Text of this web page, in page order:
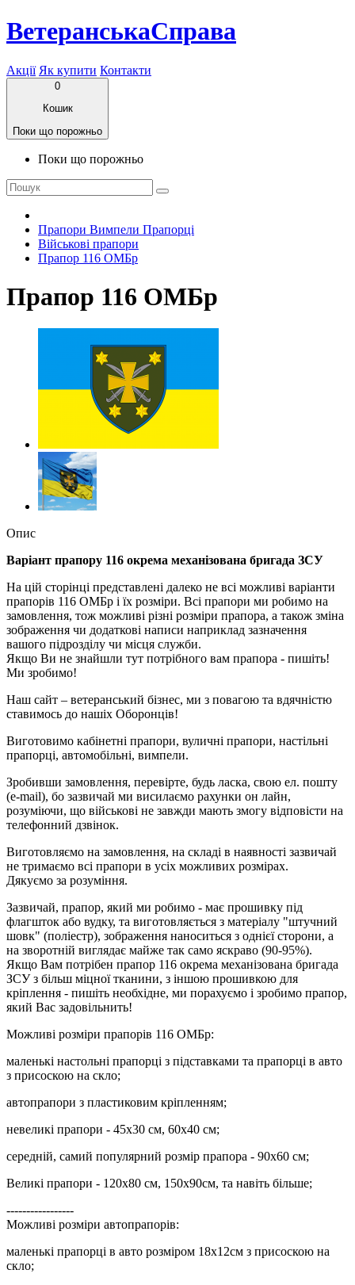
ВетеранськаСправа
Акції Як купити Контакти
0
Кошик
Поки що порожньо
Поки що порожньо
Прапори Вимпели Прапорці
Військові прапори
Прапор 116 ОМБр
Прапор 116 ОМБр
Опис
Варіант прапору 116 окрема механізована бригада ЗСУ
На цій сторінці представлені далеко не всі можливі варіанти
прапорів 116 ОМБр і їх розміри. Всі прапори ми робимо на
замовлення, тож можливі різні розміри прапора, а також зміна
зображення чи додаткові написи наприклад зазначення
вашого підрозділу чи місця служби.
Якщо Ви не знайшли тут потрібного вам прапора - пишіть!
Ми зробимо!
Наш сайт – ветеранський бізнес, ми з повагою та вдячністю
ставимось до нашіх Оборонців!
Виготовимо кабінетні прапори, вуличні прапори, настільні
прапорці, автомобільні, вимпели.
Зробивши замовлення, перевірте, будь ласка, свою ел. пошту
(e-mail), бо зазвичай ми висилаємо рахунки он лайн,
розуміючи, що військові не завжди мають змогу відповісти на
телефонний дзвінок.
Виготовляємо на замовлення, на складі в наявності зазвичай
не тримаємо всі прапори в усіх можливих розмірах.
Дякуємо за розуміння.
Зазвичай, прапор, який ми робимо - має прошивку під
флагшток або вудку, та виготовляється з матеріалу "штучний
шовк" (поліестр), зображення наноситься з однієї сторони, а
на зворотній виглядає майже так само яскраво (90-95%).
Якщо Вам потрібен прапор 116 окрема механізована бригада
ЗСУ з більш міцної тканини, з іншою прошивкою для
кріплення - пишіть необхідне, ми порахуємо і зробимо прапор,
який Вас задовільнить!
Можливі розміри прапорів 116 ОМБр:
маленькі настольні прапорці з підставками та прапорці в авто
з присоскою на скло;
автопрапори з пластиковим кріпленням;
невеликі прапори - 45х30 см, 60х40 см;
середній, самий популярний розмір прапора - 90х60 см;
Великі прапори - 120х80 см, 150х90см, та навіть більше;
-----------------
Можливі розміри автопрапорів:
маленькі прапорці в авто розміром 18х12см з присоскою на
скло;